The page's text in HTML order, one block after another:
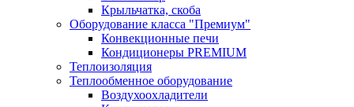
Крыльчатка, скоба
Оборудование класса "Премиум"
Конвекционные печи
Кондиционеры PREMIUM
Теплоизоляция
Теплообменное оборудование
Воздухоохладители